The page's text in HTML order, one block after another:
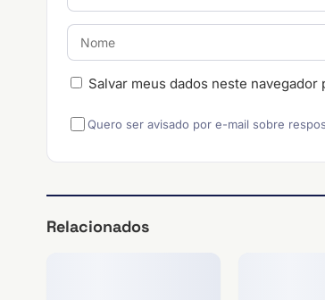
Salvar meus dados neste
Quero ser avisado por e-mail sobre
Relacionados